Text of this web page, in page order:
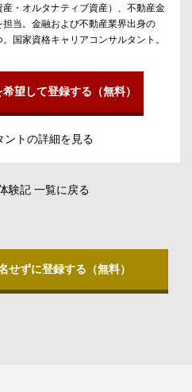
・オルタナティブ資産）、不動産金
当。金融および不動産業界出身の
国家資格キャリアコンサルタント。
望して登録する（無料）
ントの詳細を見る
験記 一覧に戻る
せずに登録する（無料）